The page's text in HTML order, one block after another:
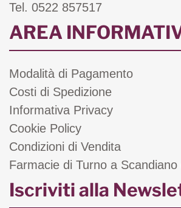
Tel. 0522 857517
AREA
Modalità di Pagamento
Costi di Spedizione
Informativa Privacy
Cookie Policy
Condizioni di Vendita
Farmacie di Turno a Scandiano
Iscriviti alla